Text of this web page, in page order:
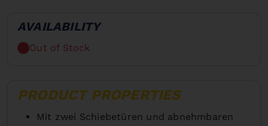
AVAILABILITY
Out of Stock
PRODUCT PROPERTIES
Mit zwei Schiebetüren und abnehmbaren